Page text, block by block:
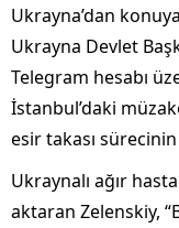
Ukrayna’dan
Ukrayna Devlet
Telegram hesabı
İstanbul’daki
esir takası
Ukraynalı ağır
aktaran Zelenskiy,